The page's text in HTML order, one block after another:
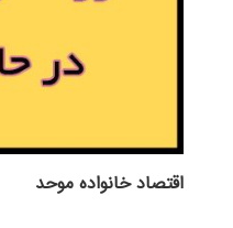
اقتصاد خانواده موحد